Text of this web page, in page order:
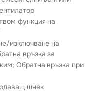
функция на
изключване на
връзка за
Обратна връзка при
шнек